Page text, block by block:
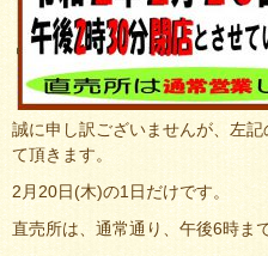
誠に申し訳ございませんが、左
て頂きます。
2月20日(木)の1日だけです。
直売所は、通常通り、午後6時ま